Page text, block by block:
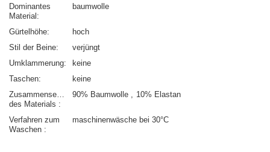
Dominantes
Material
baumwolle
Gürtelhöhe
hoch
Stil der Beine
verjüngt
Umklammerung
keine
Taschen
keine
Zusammensetzung
des Materials
90% Baumwolle 10% Elastan
Verfahren zum
Waschen
maschinenwäsche bei 30°C